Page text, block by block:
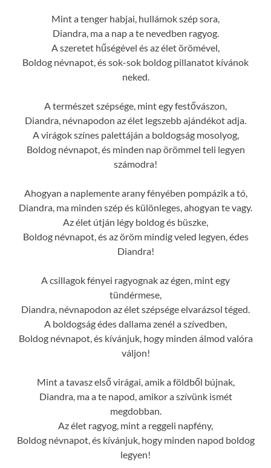
Mint a tenger habjai, hullámok szép sora,
Diandra, ma a nap a te nevedben ragyog.
A szeretet hűségével és az élet örömével,
Boldog névnapot, és sok-sok boldog pillanatot kívánok
neked.
A természet szépsége, mint egy festővászon,
Diandra, névnapodon az élet legszebb ajándékot adja.
A virágok színes palettáján a boldogság mosolyog,
Boldog névnapot, és minden nap örömmel teli legyen
számodra!
Ahogyan a naplemente arany fényében pompázik a tó,
Diandra, ma minden szép és különleges, ahogyan te vagy.
Az élet útján légy boldog és büszke,
Boldog névnapot, és az öröm mindig veled legyen, édes
Diandra!
A csillagok fényei ragyognak az égen, mint egy
tündérmese,
Diandra, névnapodon az élet szépsége elvarázsol téged.
A boldogság édes dallama zenél a szívedben,
Boldog névnapot, és kívánjuk, hogy minden álmod valóra
váljon!
Mint a tavasz első virágai, amik a földből bújnak,
Diandra, ma a te napod, amikor a szívünk ismét
megdobban.
Az élet ragyog, mint a reggeli napfény,
Boldog névnapot, és kívánjuk, hogy minden napod boldog
legyen!